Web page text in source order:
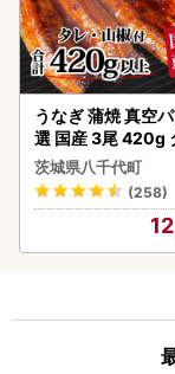
うなぎ 蒲焼 真空
選 国産 3尾 420g
付き うな重 ひつま
あり 茨城 ウナギ
人気 美味しい 小
茨城県八千代町
(258)